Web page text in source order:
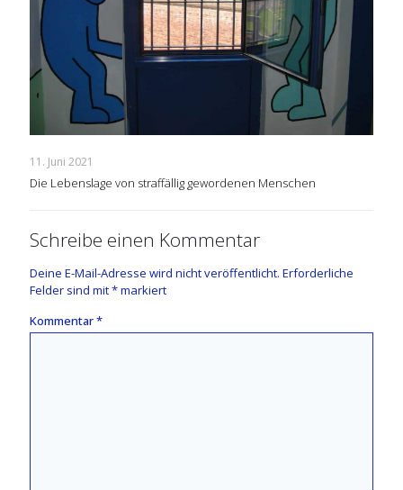
11. Juni 2021
Die Lebenslage von straffällig gewordenen Menschen
Schreibe einen Kommentar
Deine E-Mail-Adresse wird nicht veröffentlicht. Erforderliche
Felder sind mit*markiert
Kommentar*